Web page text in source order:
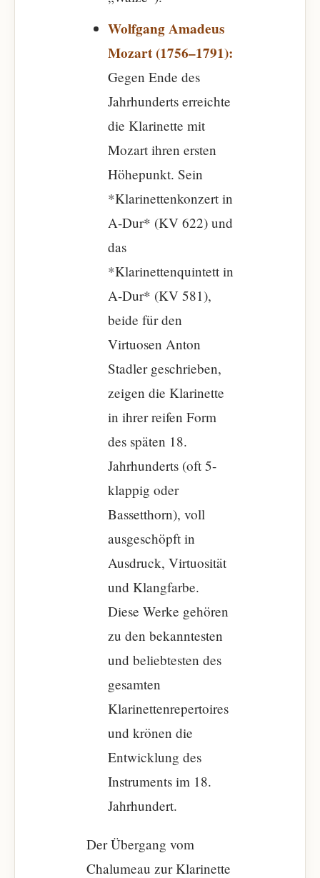
Wolfgang Amadeus
Mozart (1756–1791):
Gegen Ende des
Jahrhunderts erreichte
die Klarinette mit
Mozart ihren ersten
Höhepunkt. Sein
*Klarinettenkonzert in
A-Dur* (KV 622) und
das
*Klarinettenquintett in
A-Dur* (KV 581),
beide für den
Virtuosen Anton
Stadler geschrieben,
zeigen die Klarinette
in ihrer reifen Form
des späten 18.
Jahrhunderts (oft 5-
klappig oder
Bassetthorn), voll
ausgeschöpft in
Ausdruck, Virtuosität
und Klangfarbe.
Diese Werke gehören
zu den bekanntesten
und beliebtesten des
gesamten
Klarinettenrepertoires
und krönen die
Entwicklung des
Instruments im 18.
Jahrhundert.
Der Übergang vom
Chalumeau zur Klarinette